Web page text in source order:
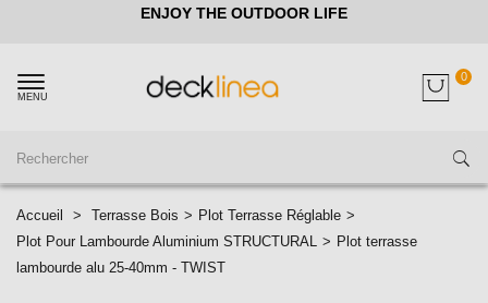
ENJOY THE OUTDOOR LIFE
MENU
0
Accueil > Terrasse Bois > Plot Terrasse Réglable >
Plot Pour Lambourde Aluminium STRUCTURAL > Plot terrasse
lambourde alu 25-40mm - TWIST